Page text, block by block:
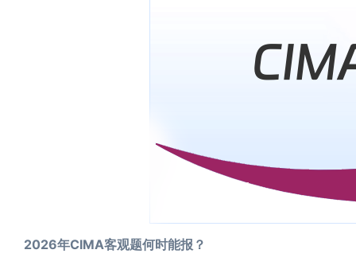
2026年CIMA客观题何时能报？